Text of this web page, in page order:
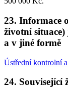
23. Informace
životní
a v jiné formě
Ústřední kontrolní
24. Související